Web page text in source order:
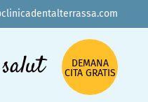
DEMANA
CITA GRATIS